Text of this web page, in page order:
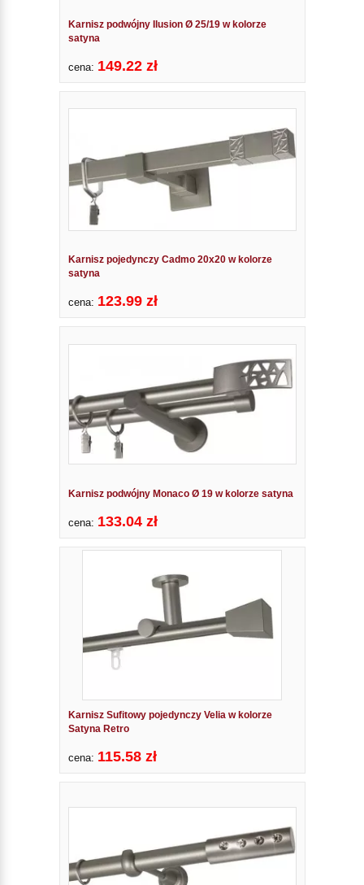
Karnisz podwójny Ilusion Ø 25/19 w kolorze
satyna
cena: 149.22 zł
Karnisz pojedynczy Cadmo 20x20 w kolorze
satyna
cena: 123.99 zł
Karnisz podwójny Monaco Ø 19 w kolorze satyna
cena: 133.04 zł
Karnisz Sufitowy pojedynczy Velia w kolorze
Satyna Retro
cena: 115.58 zł